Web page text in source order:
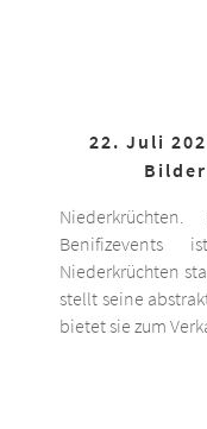
22. Juli
Benifizevents
Niederkrüchten
stellt seine
bietet sie zum